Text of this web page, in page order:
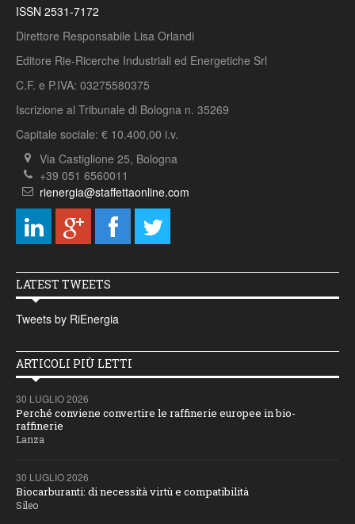
ISSN 2531-7172
Direttore Responsabile Lisa Orlandi
Editore Rie-Ricerche Industriali ed Energetiche Srl
C.F. e P.IVA: 03275580375
Iscrizione al Tribunale di Bologna n. 35269
Capitale sociale: € 10.400,00 i.v.
Via Castiglione 25, Bologna
+39 051 6560011
rienergia@staffettaonline.com
LATEST TWEETS
Tweets by RiEnergia
ARTICOLI PIÙ LETTI
30 LUGLIO 2026
Perché conviene convertire le raffinerie europee in bio-
raffinerie
Lanza
30 LUGLIO 2026
Biocarburanti: di necessità virtù e compatibilità
Sileo